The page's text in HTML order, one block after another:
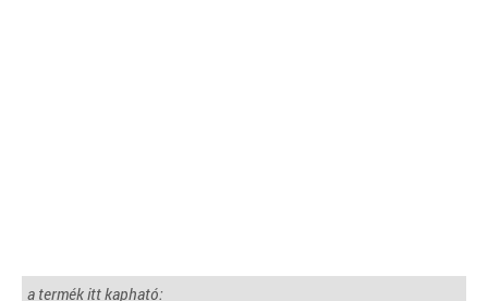
a termék itt kapható: